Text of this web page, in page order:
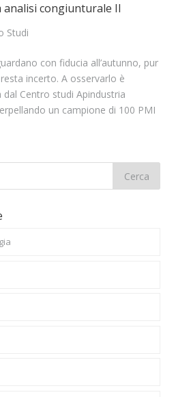
analisi congiunturale II
Studi
con fiducia all’autunno, pur
incerto. A osservarlo è
dal Centro studi Apindustria
un campione di 100 PMI